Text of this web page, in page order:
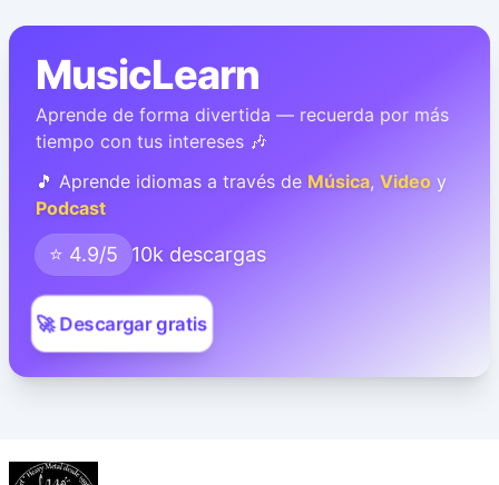
MusicLearn
Aprende de forma divertida — recuerda por más
tiempo con tus intereses 🎶
🎵 Aprende idiomas a través de Música, Video y
Podcast
⭐ 4.9/5 10k descargas
🚀 Descargar gratis